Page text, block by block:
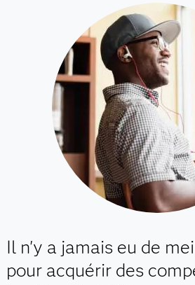
Il n'y a jamais eu de
pour acquérir des